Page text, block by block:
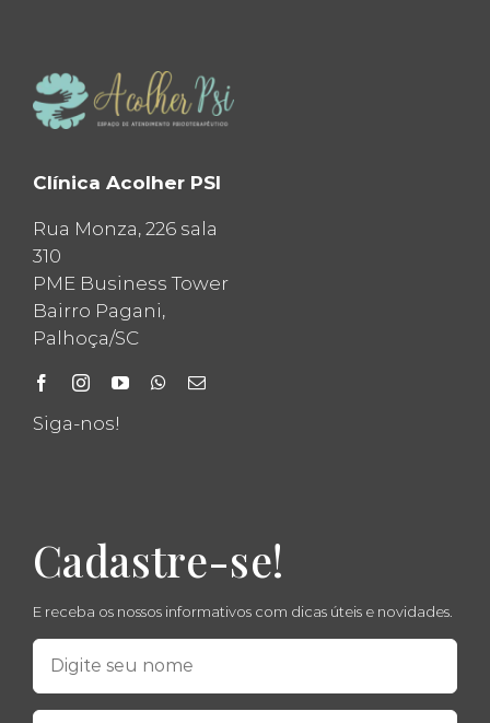
Clínica Acolher PSI
Rua Monza, 226 sala
310
PME Business Tower
Bairro Pagani,
Palhoça/SC
Siga-nos!
Cadastre-se!
E receba os nossos informativos com dicas úteis e novidades.